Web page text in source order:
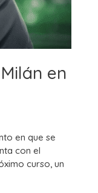
en
en que se
con el
curso, un